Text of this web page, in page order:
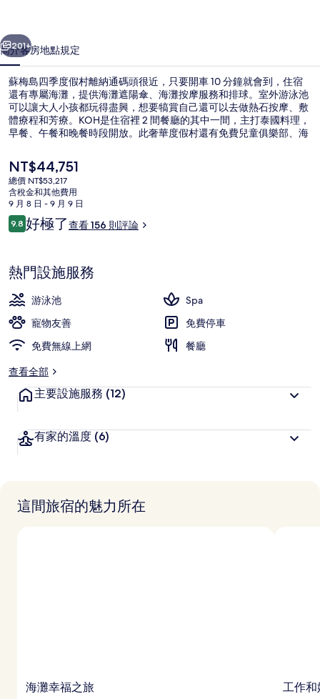
村
的
相
片
集
個 下一個
201+
簡介客房地點規定
蘇梅島四季度假村離納通碼頭很近，只要開車 10 分鐘就會到，住宿
還有專屬海灘，提供海灘遮陽傘、海灘按摩服務和排球。室外游泳池
可以讓大人小孩都玩得盡興，想要犒賞自己還可以去做熱石按摩、敷
體療程和芳療。KOH是住宿裡 2 間餐廳的其中一間，主打泰國料理，
早餐、午餐和晚餐時段開放。此奢華度假村還有免費兒童俱樂部、海
目
前
的
價
格
是
NT$44,751
總價 NT$53,217
含稅金和其他費用
9 月 8 日 - 9 月 9 日
評
論
9.89.8 分，滿分 10 分，
好極了查看 156 則評論
熱門設施服務
游泳池
Spa
寵物友善
免費停車
免費無線上網
餐廳
查看全部
主要設施服務 (12)
有家的溫度 (6)
這間旅宿的魅力所在
海灘幸福之旅 工作